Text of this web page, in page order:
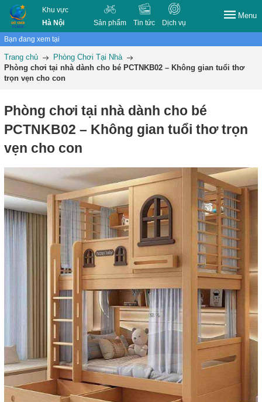
Khu vực
Hà Nội
Sản phẩm Tin tức Dịch vụ
Menu
Bạn đang xem tại
Trang chủ
Phòng Chơi Tại Nhà
Phòng chơi tại nhà dành cho bé PCTNKB02 – Không gian tuổi thơ
trọn vẹn cho con
Phòng chơi tại nhà dành cho bé
PCTNKB02 – Không gian tuổi thơ trọn
vẹn cho con